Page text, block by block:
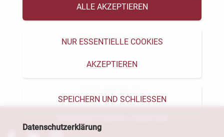
Vorträge & Veröffentlichungen
Videos & Podcast
Aktuelles
ALLE AKZEPTIEREN
NUR ESSENTIELLE COOKIES
AKZEPTIEREN
SPEICHERN UND SCHLIESSEN
Datenschutzerklärung